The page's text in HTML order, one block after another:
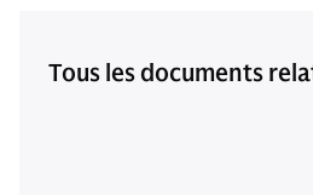
Tous les documents